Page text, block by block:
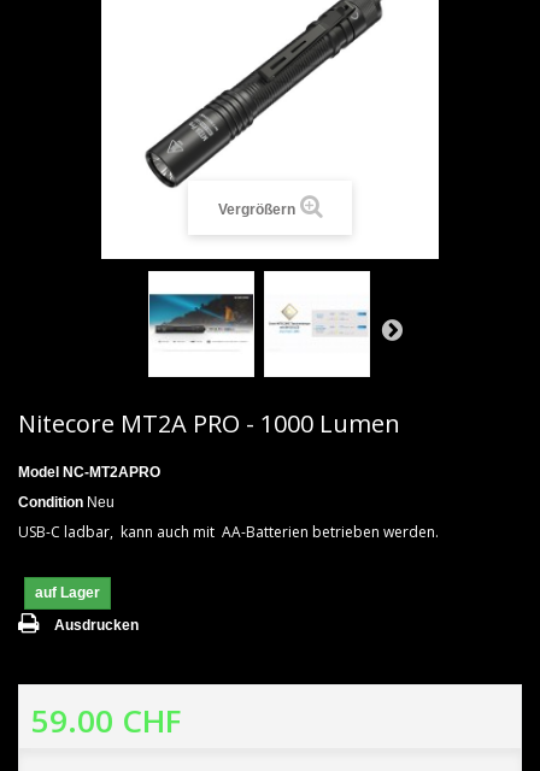
Vergrößern
Nitecore MT2A PRO - 1000 Lumen
Model NC-MT2APRO
Condition Neu
USB-C ladbar, kann auch mit AA-Batterien betrieben werden.
auf Lager
Ausdrucken
59.00 CHF